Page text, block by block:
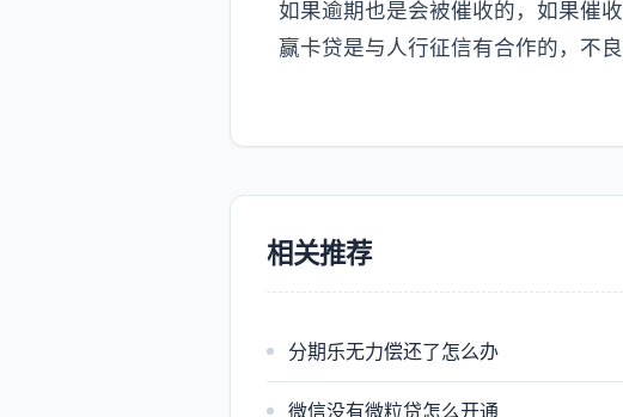
如果逾期也是会被催收的，如果催
赢卡贷是与人行征信有合作的，不
相关推荐
分期乐无力偿还了怎么办
微信没有微粒贷怎么开通